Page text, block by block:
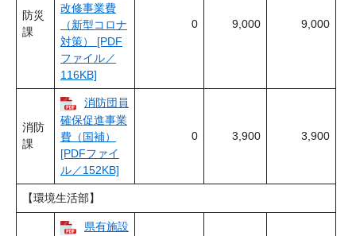
防災
課
改修事業費
（新型コロナ
対策） [PDF
ファイル／
116KB]
0 9,000 9,000
消防
課
消防団員
確保促進事業
費（国補）
[PDFファイ
ル／152KB]
0 3,900 3,900
【環境生活部】
県有施設